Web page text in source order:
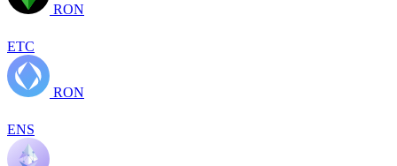
RON
ETC
RON
ENS